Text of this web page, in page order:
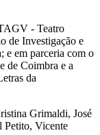
- Teatro
de Investigação e
e em parceria com o
de Coimbra e a
da
Grimaldi, José
Vicente